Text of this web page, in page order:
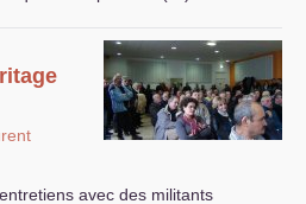
avec des militants